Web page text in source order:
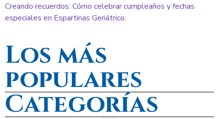
Creando recuerdos: Cómo celebrar cumpleaños y fechas
especiales en Espartinas Geriátrico.
Los más
populares
Categorías